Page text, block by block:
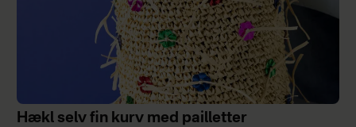
Hækl selv fin kurv med pailletter